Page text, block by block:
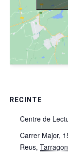
RECINTE
Centre de
Carrer Major,
Reus,